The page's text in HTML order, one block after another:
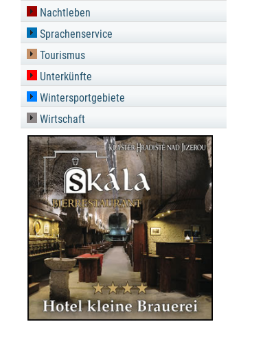
Nachtleben
Sprachenservice
Tourismus
Unterkünfte
Wintersportgebiete
Wirtschaft